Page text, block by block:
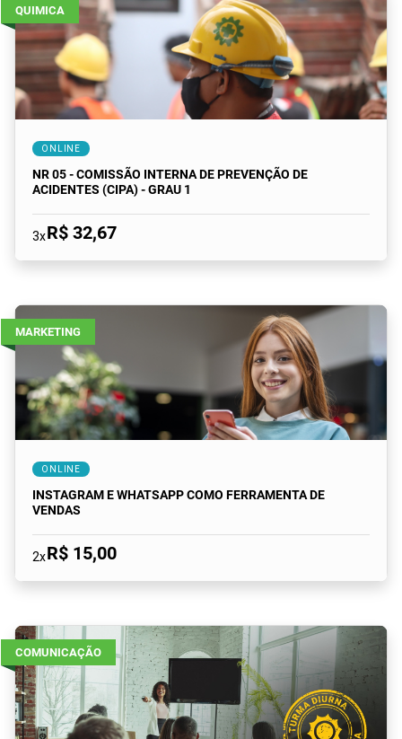
QUIMICA
ONLINE
NR 05 - COMISSÃO INTERNA DE PREVENÇÃO DE
ACIDENTES (CIPA) - GRAU 1
3xR$ 32,67
MARKETING
ONLINE
INSTAGRAM E WHATSAPP COMO FERRAMENTA DE
VENDAS
2xR$ 15,00
COMUNICAÇÃO